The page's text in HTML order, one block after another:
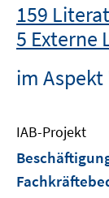
159
5 Externe
im
IAB-Projekt